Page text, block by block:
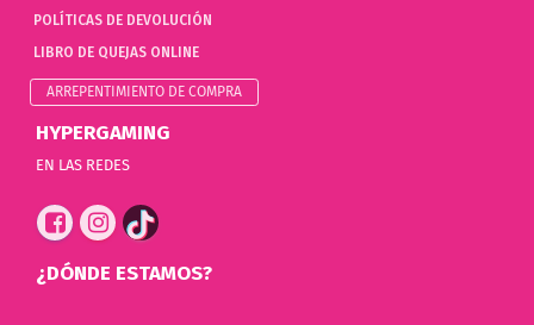
POLÍTICAS DE DEVOLUCIÓN
LIBRO DE QUEJAS ONLINE
ARREPENTIMIENTO DE COMPRA
HYPERGAMING
EN LAS REDES
¿DÓNDE ESTAMOS?